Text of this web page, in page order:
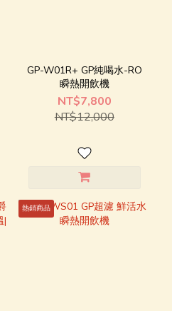
GP-W01R+ GP純喝水-RO
瞬熱開飲機
NT$7,800
NT$12,000
熱銷商品